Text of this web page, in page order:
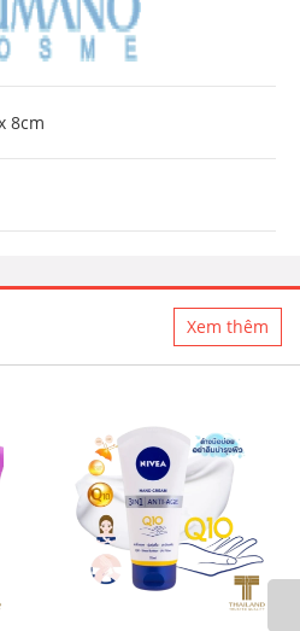
8cm
Xem thêm